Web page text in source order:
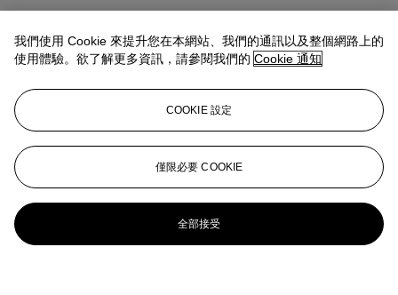
我們使用 Cookie 來提升您在本網站、我們的通訊以及整個網路上的
使用體驗。欲了解更多資訊，請參閱我們的 Cookie 通知
COOKIE 設定
僅限必要 COOKIE
全部接受